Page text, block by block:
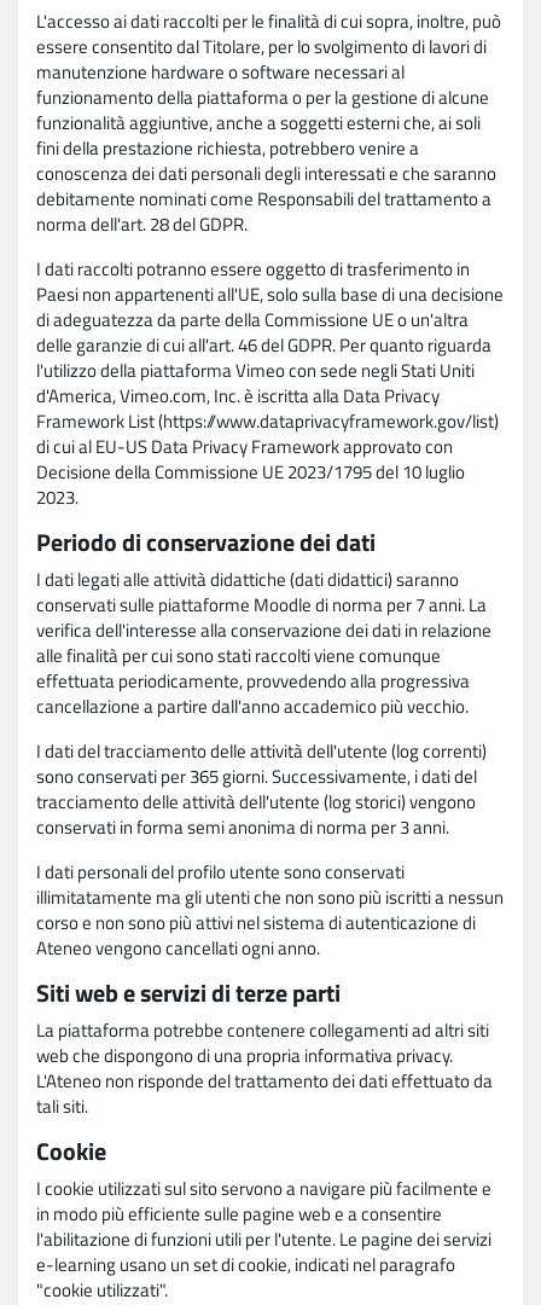
L'accesso ai dati raccolti per le finalità di cui sopra, inoltre, può
essere consentito dal Titolare, per lo svolgimento di lavori di
manutenzione hardware o software necessari al
funzionamento della piattaforma o per la gestione di alcune
funzionalità aggiuntive, anche a soggetti esterni che, ai soli
fini della prestazione richiesta, potrebbero venire a
conoscenza dei dati personali degli interessati e che saranno
debitamente nominati come Responsabili del trattamento a
norma dell'art. 28 del GDPR.
I dati raccolti potranno essere oggetto di trasferimento in
Paesi non appartenenti all'UE, solo sulla base di una decisione
di adeguatezza da parte della Commissione UE o un'altra
delle garanzie di cui all'art. 46 del GDPR. Per quanto riguarda
l'utilizzo della piattaforma Vimeo con sede negli Stati Uniti
d'America, Vimeo.com, Inc. è iscritta alla Data Privacy
Framework List (https://www.dataprivacyframework.gov/list)
di cui al EU-US Data Privacy Framework approvato con
Decisione della Commissione UE 2023/1795 del 10 luglio
2023.
Periodo di conservazione dei dati
I dati legati alle attività didattiche (dati didattici) saranno
conservati sulle piattaforme Moodle di norma per 7 anni. La
verifica dell'interesse alla conservazione dei dati in relazione
alle finalità per cui sono stati raccolti viene comunque
effettuata periodicamente, provvedendo alla progressiva
cancellazione a partire dall'anno accademico più vecchio.
I dati del tracciamento delle attività dell'utente (log correnti)
sono conservati per 365 giorni. Successivamente, i dati del
tracciamento delle attività dell'utente (log storici) vengono
conservati in forma semi anonima di norma per 3 anni.
I dati personali del profilo utente sono conservati
illimitatamente ma gli utenti che non sono più iscritti a nessun
corso e non sono più attivi nel sistema di autenticazione di
Ateneo vengono cancellati ogni anno.
Siti web e servizi di terze parti
La piattaforma potrebbe contenere collegamenti ad altri siti
web che dispongono di una propria informativa privacy.
L'Ateneo non risponde del trattamento dei dati effettuato da
tali siti.
Cookie
I cookie utilizzati sul sito servono a navigare più facilmente e
in modo più efficiente sulle pagine web e a consentire
l'abilitazione di funzioni utili per l'utente. Le pagine dei servizi
e-learning usano un set di cookie, indicati nel paragrafo
"cookie utilizzati".